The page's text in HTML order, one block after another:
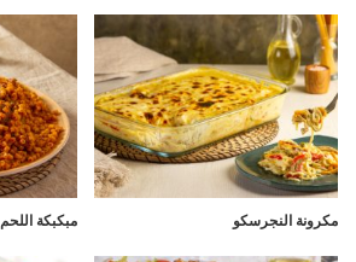
مكرونة النجرسكو مبكبكة اللحم